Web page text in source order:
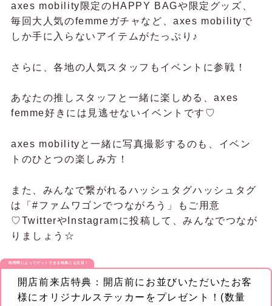
axes mobility限定のHAPPY BAGや限定グッズ、
毎回大人気のfemmeガチャなど、axes mobilityで
しか手に入らないアイテムがたっぷり♪
さらに、各地の人気スタッフもイベントに参戦！
あなたの推しスタッフと一緒に楽しめる、axes
femme好きには見逃せないイベントです♡
axes mobilityと一緒に写真撮影するのも、イベン
トのひとつの楽しみ方！
また、みんなで繋がれるハッシュタグハッシュタグ
は「#ファムワゴンでつながろう」もご用意
♡TwitterやInstagramに投稿して、みんなでつなが
りましょう☆
時間帯によってゲットできる特典にも注目！
開店前来店特典：開店前にお並びいただいたお客
様にオリジナルステッカーをプレゼント！(数量